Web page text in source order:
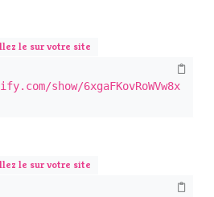
le sur votre site
show/6xgaFKovRoWVw8x
le sur votre site